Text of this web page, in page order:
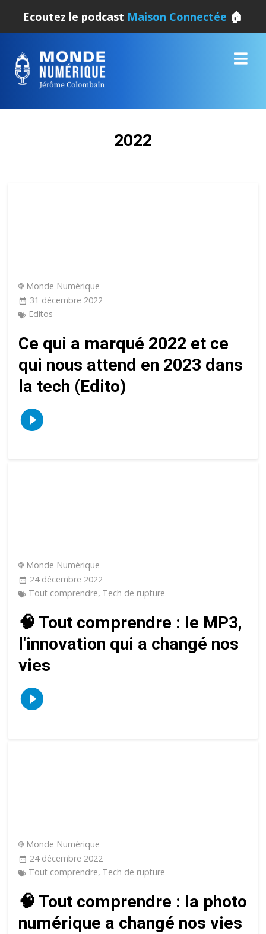
Ecoutez le podcast Maison Connectée 🏠
2022
Monde Numérique
31 décembre 2022
Editos
Ce qui a marqué 2022 et ce
qui nous attend en 2023 dans
la tech (Edito)
Monde Numérique
24 décembre 2022
Tout comprendre, Tech de rupture
🧠 Tout comprendre : le MP3,
l'innovation qui a changé nos
vies
Monde Numérique
24 décembre 2022
Tout comprendre, Tech de rupture
🧠 Tout comprendre : la photo
numérique a changé nos vies